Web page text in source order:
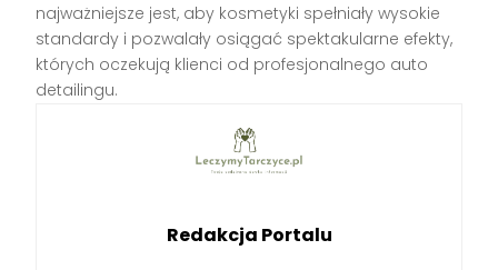
najważniejsze jest, aby kosmetyki spełniały wysokie
standardy i pozwalały osiągać spektakularne efekty,
których oczekują klienci od profesjonalnego auto
detailingu.
Redakcja Portalu